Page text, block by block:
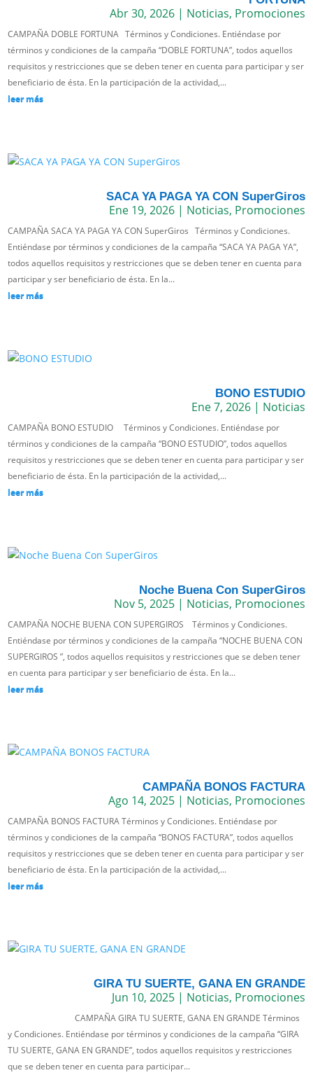
Abr 30, 2026| Noticias, Promociones
CAMPAÑA DOBLE FORTUNA Términos y Condiciones. Entiéndase por
términos y condiciones de la campaña “DOBLE FORTUNA”, todos aquellos
requisitos y restricciones que se deben tener en cuenta para participar y ser
beneficiario de ésta. En la participación de la actividad,...
leer más
SACA YA PAGA YA CON SuperGiros
Ene 19, 2026| Noticias, Promociones
CAMPAÑA SACA YA PAGA YA CON SuperGiros Términos y Condiciones.
Entiéndase por términos y condiciones de la campaña “SACA YA PAGA YA”,
todos aquellos requisitos y restricciones que se deben tener en cuenta para
participar y ser beneficiario de ésta. En la...
leer más
BONO ESTUDIO
Ene 7, 2026| Noticias
CAMPAÑA BONO ESTUDIO Términos y Condiciones. Entiéndase por
términos y condiciones de la campaña “BONO ESTUDIO”, todos aquellos
requisitos y restricciones que se deben tener en cuenta para participar y ser
beneficiario de ésta. En la participación de la actividad,...
leer más
Noche Buena Con SuperGiros
Nov 5, 2025| Noticias, Promociones
CAMPAÑA NOCHE BUENA CON SUPERGIROS Términos y Condiciones.
Entiéndase por términos y condiciones de la campaña “NOCHE BUENA CON
SUPERGIROS ”, todos aquellos requisitos y restricciones que se deben tener
en cuenta para participar y ser beneficiario de ésta. En la...
leer más
CAMPAÑA BONOS FACTURA
Ago 14, 2025| Noticias, Promociones
CAMPAÑA BONOS FACTURA Términos y Condiciones. Entiéndase por
términos y condiciones de la campaña “BONOS FACTURA”, todos aquellos
requisitos y restricciones que se deben tener en cuenta para participar y ser
beneficiario de ésta. En la participación de la actividad,...
leer más
GIRA TU SUERTE, GANA EN GRANDE
Jun 10, 2025| Noticias, Promociones
CAMPAÑA GIRA TU SUERTE, GANA EN GRANDE Términos
y Condiciones. Entiéndase por términos y condiciones de la campaña “GIRA
TU SUERTE, GANA EN GRANDE”, todos aquellos requisitos y restricciones
que se deben tener en cuenta para participar...